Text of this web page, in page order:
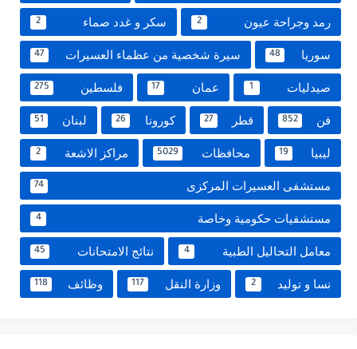
رمد وجراحة عيون 2 سكر و غدد صماء 2
سوريا 48 سيرة شخصية من عظماء العسيرات 47
صيدليات 1 عمان 17 فلسطين 275
فن 852 قطر 27 كورونا 26 لبنان 51
ليبيا 19 محافظات 5029 مراكز الاشعة 2
مستشفى العسيرات المركزى 74
مستشفيات حكومية وخاصة 4
معامل التحاليل الطبية 4 نتائج الامتحانات 45
نسا و توليد 2 وزارة النقل 117 وظائف 118